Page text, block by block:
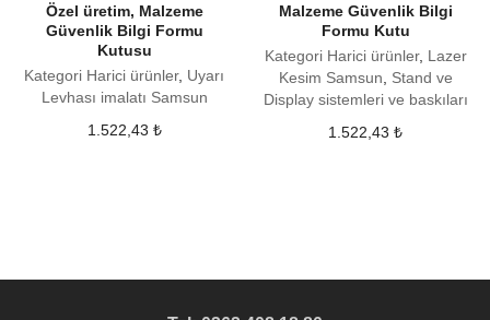
Özel üretim, Malzeme
Güvenlik Bilgi Formu
Kutusu
Kategori Harici ürünler, Uyarı
Levhası imalatı Samsun
1.522,43 ₺
Malzeme Güvenlik Bilgi
Formu Kutu
Kategori Harici ürünler, Lazer
Kesim Samsun
Stand ve
Display sistemleri ve baskıları
1.522,43₺